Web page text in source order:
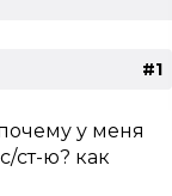
#1
у меня
ст-ю? как